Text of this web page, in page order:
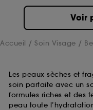
Voir
Accueil Soin Visage
Les peaux sèches et
soin parfaite avec un
formules riches et des
peau toute